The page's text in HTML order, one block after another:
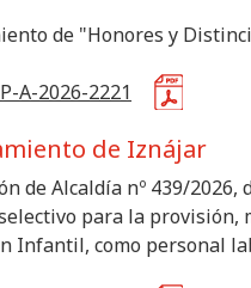
de "Honores y
A-2026-2221
de Iznájar
de Alcaldía nº 439/
para la provisión,
Infantil, como personal